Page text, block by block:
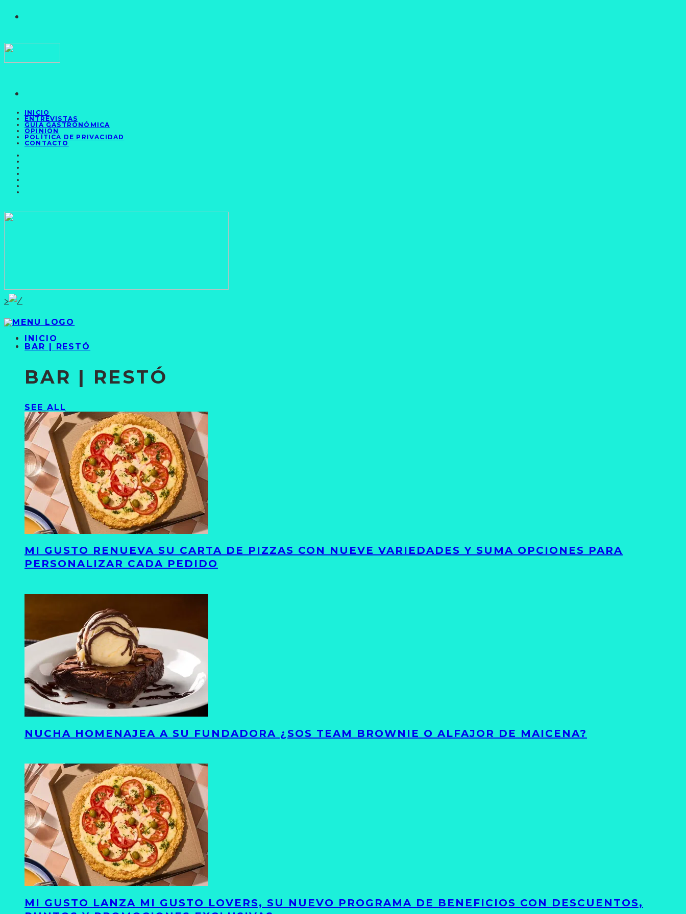
INICIO
ENTREVISTAS
GUÍA GASTRONÓMICA
OPINIÓN
POLÍTICA DE PRIVACIDAD
CONTACTO
>
INICIO
BAR | RESTÓ
BAR | RESTÓ
SEE ALL
MI GUSTO RENUEVA SU CARTA DE PIZZAS CON NUEVE VARIEDADES Y SUMA OPCIONES PARA
PERSONALIZAR CADA PEDIDO
NUCHA HOMENAJEA A SU FUNDADORA ¿SOS TEAM BROWNIE O ALFAJOR DE MAICENA?
MI GUSTO LANZA MI GUSTO LOVERS, SU NUEVO PROGRAMA DE BENEFICIOS CON DESCUENTOS,